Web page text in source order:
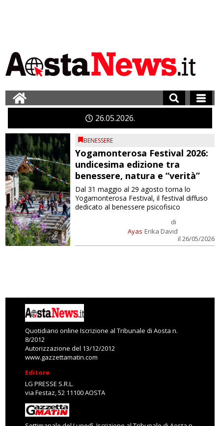
2605 2026
BENESSERE
Yogamonterosa Festival 2026:
undicesima edizione tra
benessere, natura e “verità”
Ayas
di
Erika David
il 26/05/2026
Dal 31 maggio al 29 agosto torna lo
Yogamonterosa Festival, il festival diffuso
dedicato al benessere psicofisico
Quotidiano online Iscrizione al Tribunale di Aosta n.
8/2012
Autorizzazione del 13/12/2012
www.gazzettamatin.com
Editore
LG PRESSE S.R.L.
via Festaz, 52 11100 AOSTA